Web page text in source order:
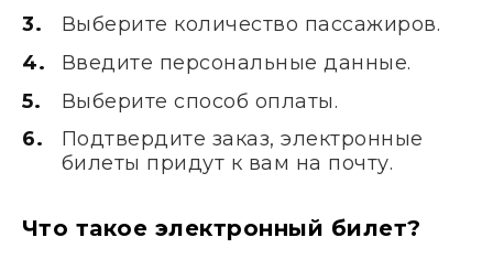
Выберите количество пассажиров.
Введите персональные данные.
Выберите способ оплаты.
Подтвердите заказ, электронные
билеты придут к вам на почту.
Что такое электронный билет?